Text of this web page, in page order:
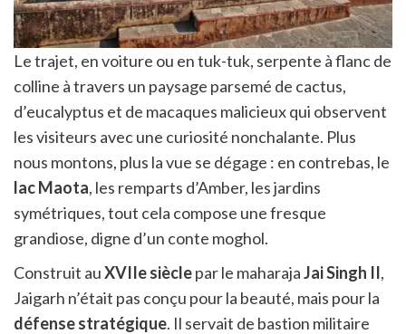
Le trajet, en voiture ou en tuk-tuk, serpente à flanc de
colline à travers un paysage parsemé de cactus,
d’eucalyptus et de macaques malicieux qui observent
les visiteurs avec une curiosité nonchalante. Plus
nous montons, plus la vue se dégage : en contrebas, le
lac Maota, les remparts d’Amber, les jardins
symétriques, tout cela compose une fresque
grandiose, digne d’un conte moghol.
Construit auXVIIe sièclepar le maharajaJai Singh II,
Jaigarh n’était pas conçu pour la beauté, mais pour la
défense stratégique. Il servait de bastion militaire